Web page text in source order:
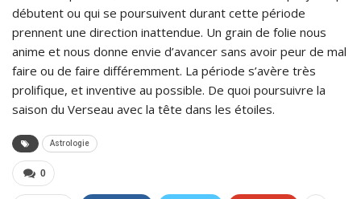
débutent ou qui se poursuivent durant cette période
prennent une direction inattendue. Un grain de folie nous
anime et nous donne envie d’avancer sans avoir peur de mal
faire ou de faire différemment. La période s’avère très
prolifique, et inventive au possible. De quoi poursuivre la
saison du Verseau avec la tête dans les étoiles.
Astrologie
0